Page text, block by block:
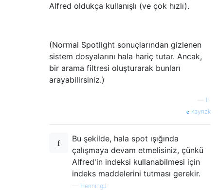
Alfred oldukça kullanışlı (ve çok hızlı).
(Normal Spotlight sonuçlarından gizlenen
sistem dosyalarını hala hariç tutar. Ancak,
bir arama filtresi oluşturarak bunları
arayabilirsiniz.)
lri
kaynak
Bu şekilde, hala spot ışığında
çalışmaya devam etmelisiniz, çünkü
Alfred'in indeksi kullanabilmesi için
indeks maddelerini tutması gerekir.
— HenningJ